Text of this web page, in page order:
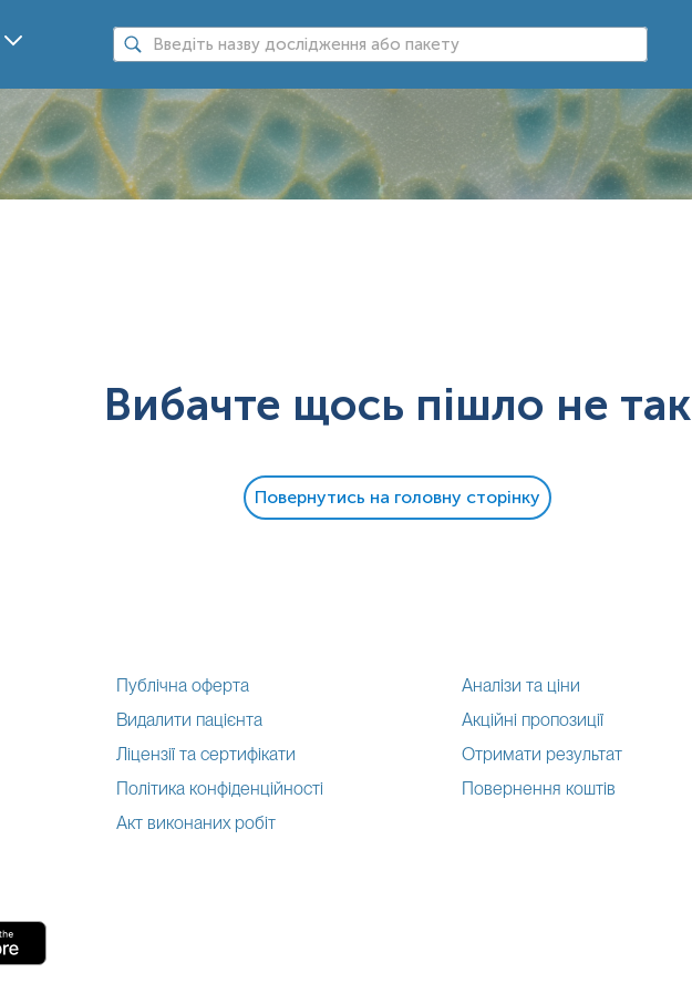
Вибачте щось пішло не так
Повернутись на головну сторінку
Публічна оферта
Видалити пацієнта
Ліцензії та сертифікати
Політика конфіденційності
Акт виконаних робіт
Аналізи та ціни
Акційні пропозиції
Отримати результат
Повернення коштів